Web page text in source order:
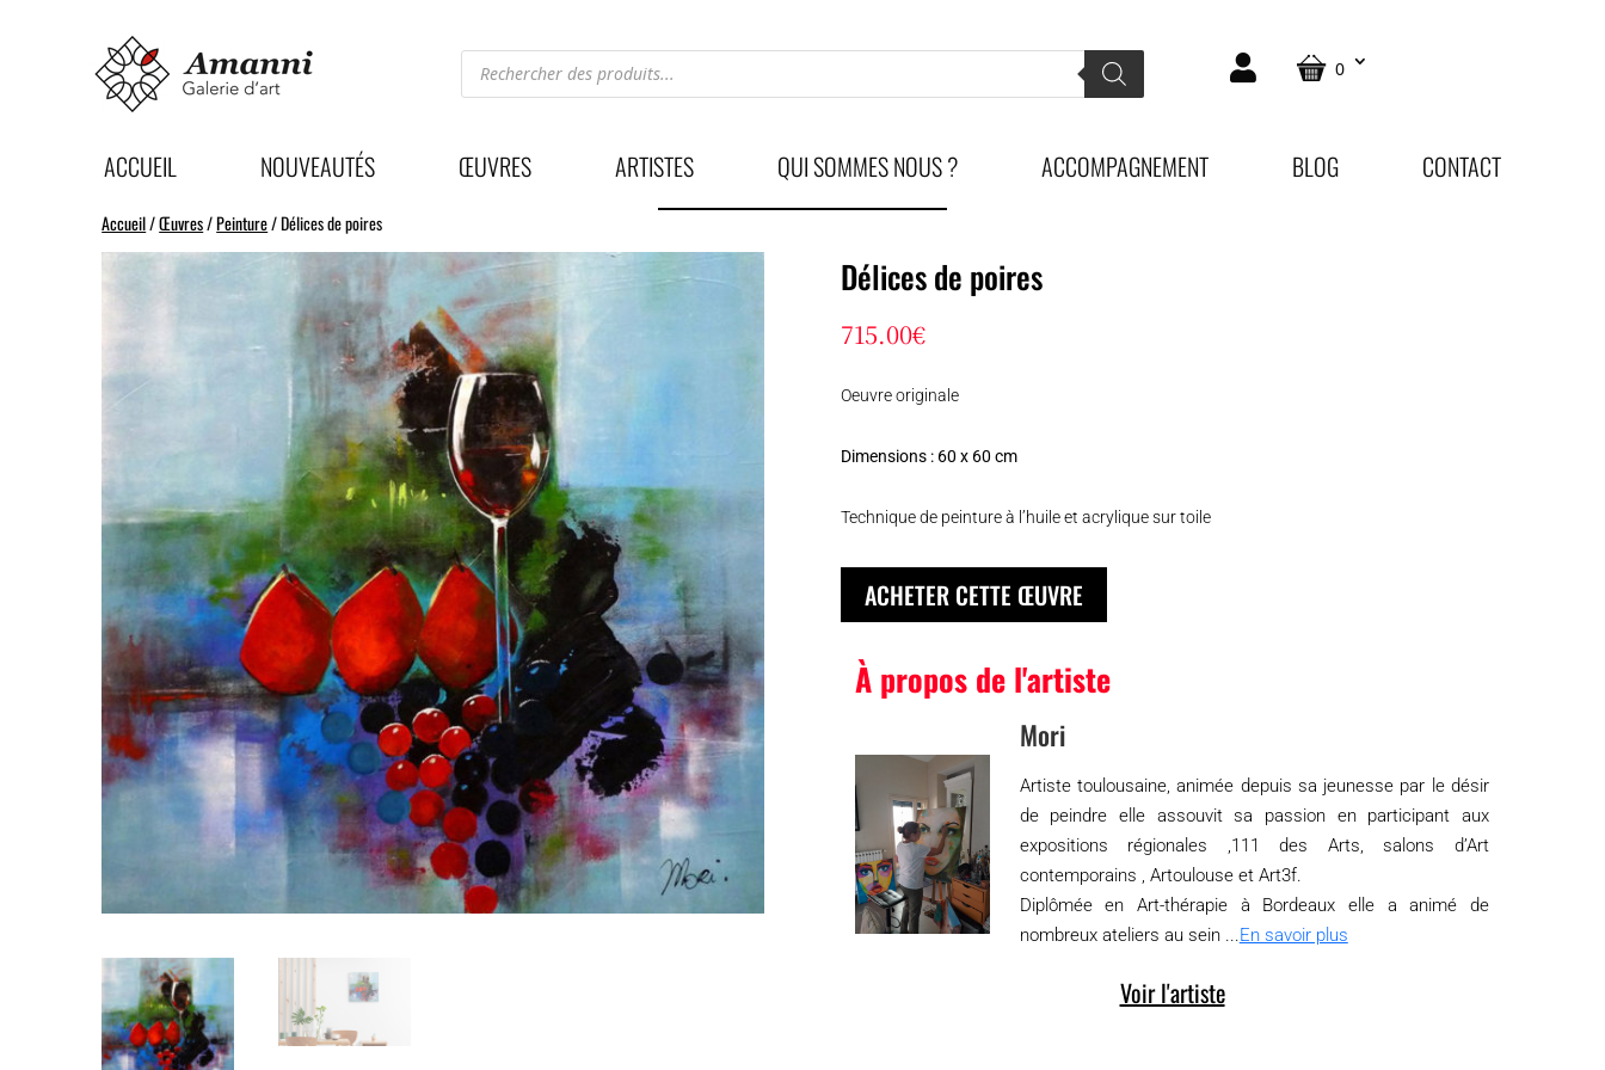
Recherche
de
produits
0
ACCUEIL NOUVEAUTÉS ŒUVRES ARTISTES QUI SOMMES NOUS ? ACCOMPAGNEMENT BLOG CONTACT
Accueil/Œuvres/Peinture/ Délices de poires
Délices de poires
715.00€
Oeuvre originale
Dimensions : 60 x 60 cm
Technique de peinture à l’huile et acrylique sur toile
ACHETER CETTE ŒUVRE
À propos de l'artiste
Mori
Artiste toulousaine, animée depuis sa jeunesse par le désir
de peindre elle assouvit sa passion en participant aux
expositions régionales ,111 des Arts, salons d’Art
contemporains , Artoulouse et Art3f.
Diplômée en Art-thérapie à Bordeaux elle a animé de
nombreux ateliers au sein ...En savoir plus
Voir l'artiste